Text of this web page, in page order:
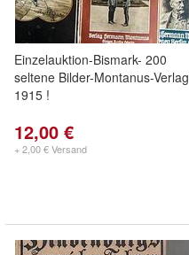
Einzelauktion-Bismark- 200
seltene Bilder-Montanus-Verlag
1915 !
12,00 €
+ 2,00 € Versand